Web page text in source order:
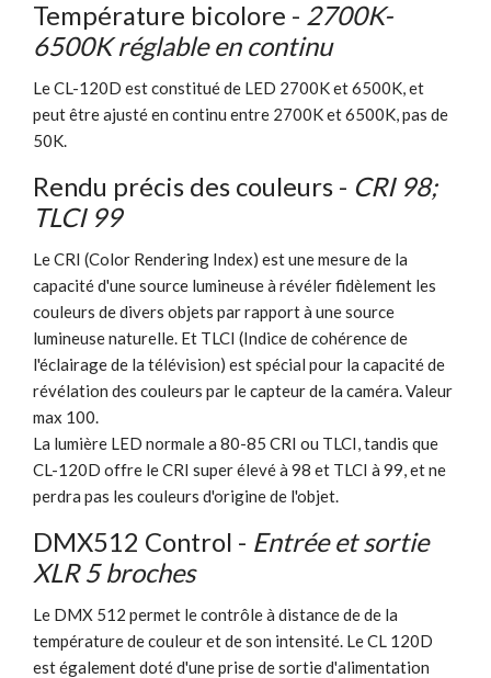
Température bicolore - 2700K-
6500K réglable en continu
Le CL-120D est constitué de LED 2700K et 6500K, et
peut être ajusté en continu entre 2700K et 6500K, pas de
50K.
Rendu précis des couleurs - CRI 98;
TLCI 99
Le CRI (Color Rendering Index) est une mesure de la
capacité d'une source lumineuse à révéler fidèlement les
couleurs de divers objets par rapport à une source
lumineuse naturelle. Et TLCI (Indice de cohérence de
l'éclairage de la télévision) est spécial pour la capacité de
révélation des couleurs par le capteur de la caméra. Valeur
max 100.
La lumière LED normale a 80-85 CRI ou TLCI, tandis que
CL-120D offre le CRI super élevé à 98 et TLCI à 99, et ne
perdra pas les couleurs d'origine de l'objet.
DMX512 Control - Entrée et sortie
XLR 5 broches
Le DMX 512 permet le contrôle à distance de de la
température de couleur et de son intensité. Le CL 120D
est également doté d'une prise de sortie d'alimentation